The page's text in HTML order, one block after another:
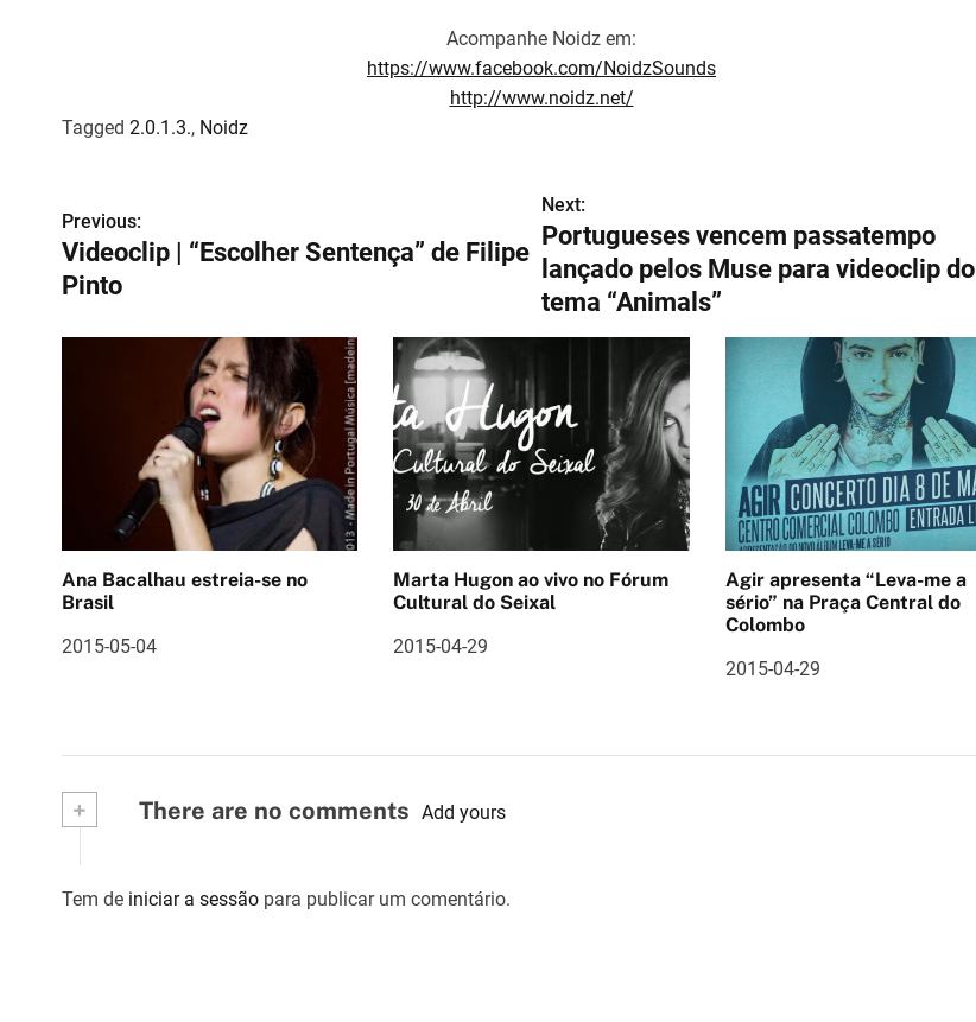
Acompanhe Noidz em:
https://www.facebook.com/NoidzSounds
http://www.noidz.net/
Tagged 2.0.1.3., Noidz
N
a
v
e
o
d
e
r
t
g
Previous:
Videoclip | “Escolher Sentença” de Filipe
Pinto
Next:
Portugueses vencem passatempo
lançado pelos Muse para videoclip do
tema “Animals”
Ana Bacalhau estreia-se no
Brasil
2015-05-04
Marta Hugon ao vivo no Fórum
Cultural do Seixal
2015-04-29
Agir apresenta “Leva-me a
sério” na Praça Central do
Colombo
2015-04-29
+ There are no comments Add yours
Tem de iniciar a sessão para publicar um comentário.